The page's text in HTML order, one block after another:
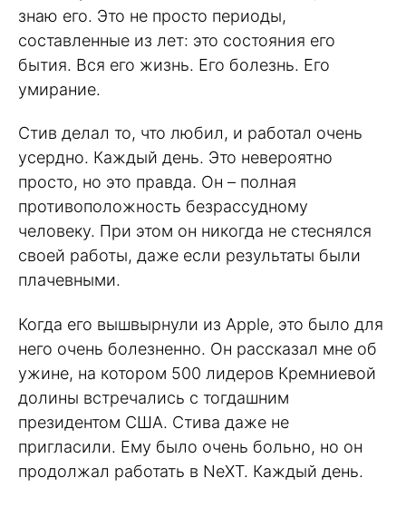
знаю его. Это не просто периоды,
составленные из лет: это состояния его
бытия. Вся его жизнь. Его болезнь. Его
умирание.
Стив делал то, что любил, и работал очень
усердно. Каждый день. Это невероятно
просто, но это правда. Он – полная
противоположность безрассудному
человеку. При этом он никогда не стеснялся
своей работы, даже если результаты были
плачевными.
Когда его вышвырнули из Apple, это было для
него очень болезненно. Он рассказал мне об
ужине, на котором 500 лидеров Кремниевой
долины встречались с тогдашним
президентом США. Стива даже не
пригласили. Ему было очень больно, но он
продолжал работать в NeXT. Каждый день.